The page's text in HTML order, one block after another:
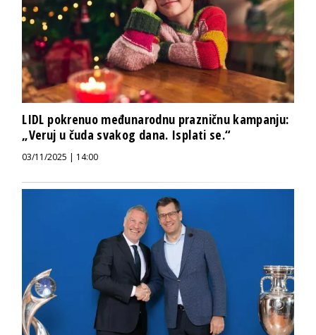
LIDL pokrenuo međunarodnu prazničnu kampanju:
„Veruj u čuda svakog dana. Isplati se.“
03/11/2025 | 14:00